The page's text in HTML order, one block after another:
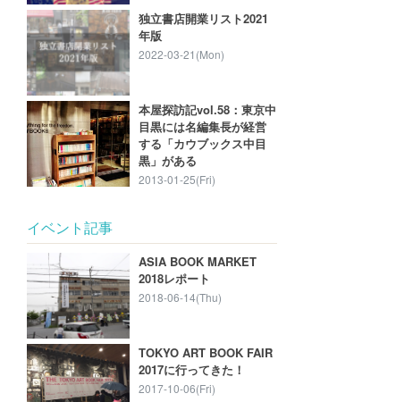
独立書店開業リスト2021
年版
2022-03-21(Mon)
本屋探訪記vol.58：東京中
目黒には名編集長が経営
する「カウブックス中目
黒」がある
2013-01-25(Fri)
イベント記事
ASIA BOOK MARKET
2018レポート
2018-06-14(Thu)
TOKYO ART BOOK FAIR
2017に行ってきた！
2017-10-06(Fri)